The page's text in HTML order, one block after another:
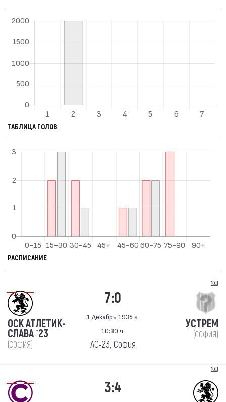
ТАБЛИЦА ГОЛОВ
РАСПИСАНИЕ
ОСК АТЛЕТИК-
СЛАВА `23
(СОФИЯ)
7:0
1 Декабрь 1935 г.
10:30 ч.
АС-23, София
УСТРЕМ
(СОФИЯ)
3:4